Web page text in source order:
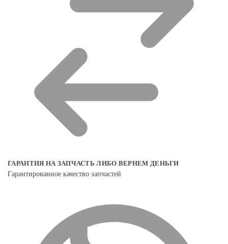
ГАРАНТИЯ НА ЗАПЧАСТЬ ЛИБО ВЕРНЕМ ДЕНЬГИ
Гарантированное качество запчастей